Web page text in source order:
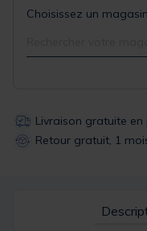
Choisissez un
Livraison gratuite
Retour gratuit, 1